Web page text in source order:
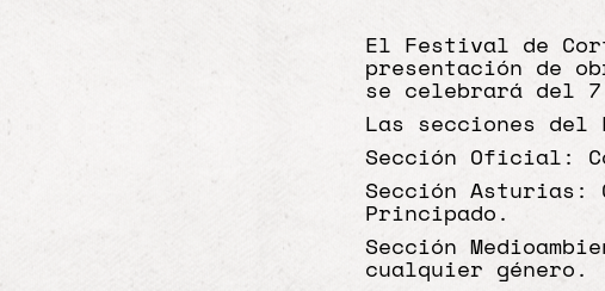
El Festival de
presentación de
se celebrará del
Las secciones
Sección Oficial:
Sección Asturias:
Principado.
Sección
cualquier género.